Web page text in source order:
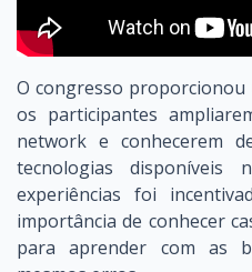
O congresso
os participantes
network e conhecerem
tecnologias
experiências foi
importância de conhecer
para aprender com as